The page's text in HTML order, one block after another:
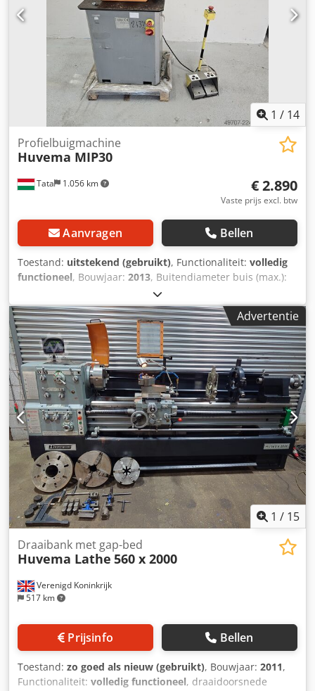
1 / 14
Tata 1.056 km
Profielbuigmachine
Huvema MIP30
€ 2.890
Vaste prijs excl. btw
Aanvragen Bellen
Toestand: uitstekend (gebruikt), Functionaliteit: volledig
functioneel, Bouwjaar: 2013, Buitendiameter buis (max.):
400 V
Hz, Uitrusting:CE-markering, documentatie /
handleiding, geharde rollen, noodstop, voetbediening,
HUVEMA MIP30 profielbuigmachine, buismachine 30 mm
ct2437 Te koop, in uitstekende staat: HUVEMA MIP30
profielbuigmachine, buismachine. Fabrikant: HUVEMA MIP
30 Type: MIP 30 Bouwjaar: 2013 Rollers: 2 aangedreven
Bovenste rol beweegt handmatig op en neer Maximale
asdiameter: 30 mm Dcodszq Sqtspfx Ah Sek Werksnelheid:
4 m/min Buigcapaciteit: - Plat staal: 50 x 10 mm - Vierkant
35 mm - Gesloten profiel: 40 x 40 mm - Buis 48 x 3 mm
Vermogen: 400 V / 0,75 kW 50 Hz Elektrische
voetschakelaar, met noodstop Standaard buigset Gewicht:
ca. 200 kg Afmetingen: B 650 x H 1350 x D: 580 mm
Advertentie
1 / 15
Verenigd Koninkrijk
517 km
Draaibank met gap-bed
Huvema Lathe 560 x 2000
Prijsinfo Bellen
Toestand: zo goed als nieuw (gebruikt), Bouwjaar: 2011,
Functionaliteit: volledig functioneel, draaidoorsnede